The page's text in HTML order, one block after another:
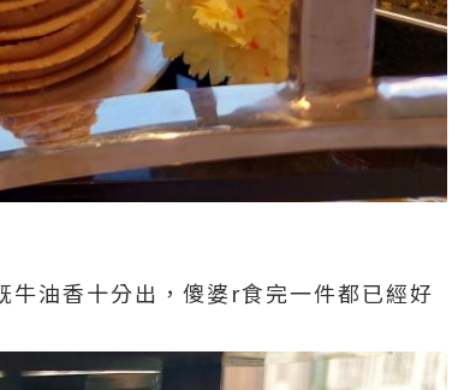
油香十分出，傻婆r食完一件都已經好